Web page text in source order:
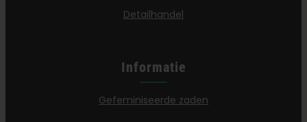
Detailhandel
Informatie
Gefeminiseerde zaden